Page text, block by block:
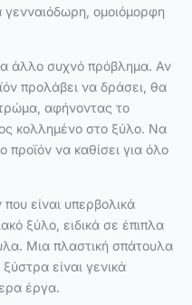
ομοιόμορφη
άλλο συχνό πρόβλημα. Αν
προλάβει να δράσει, θα
αφήνοντας το
κολλημένο στο ξύλο. Να
προϊόν να καθίσει για όλο
είναι υπερβολικά
ξύλο, ειδικά σε έπιπλα
Μια πλαστική σπάτουλα
είναι γενικά
έργα.